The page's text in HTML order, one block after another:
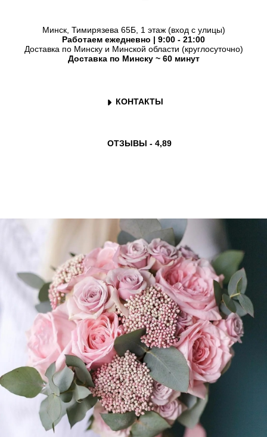
Минск, Тимирязева 65Б, 1 этаж (вход с улицы)
Работаем ежедневно | 9:00 - 21:00
Доставка по Минску и Минской области (круглосуточно)
Доставка по Минску ~ 60 минут
КОНТАКТЫ
ОТЗЫВЫ - 4,89